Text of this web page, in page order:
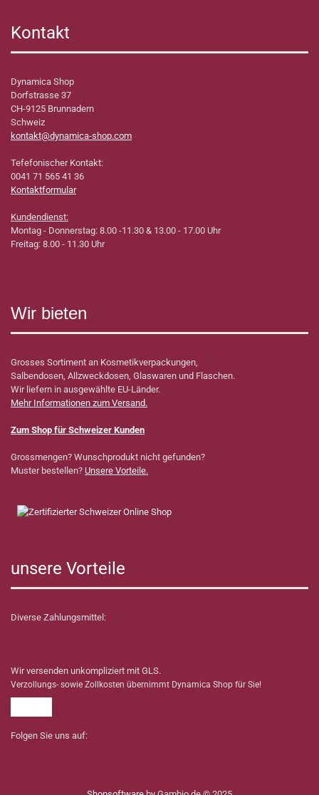
Kontakt
Dynamica Shop
Dorfstrasse 37
CH-9125 Brunnadern
Schweiz
kontakt@dynamica-shop.com
Tefefonischer Kontakt:
0041 71 565 41 36
Kontaktformular
Kundendienst:
Montag - Donnerstag: 8.00 -11.30 & 13.00 - 17.00 Uhr
Freitag: 8.00 - 11.30 Uhr
Wir bieten
Grosses Sortiment an Kosmetikverpackungen,
Salbendosen, Allzweckdosen, Glaswaren und Flaschen.
Wir liefern in ausgewählte EU-Länder.
Mehr Informationen zum Versand.
Zum Shop für Schweizer Kunden
Grossmengen? Wunschprodukt nicht gefunden?
Muster bestellen? Unsere Vorteile.
unsere Vorteile
Diverse Zahlungsmittel:
Wir versenden unkompliziert mit GLS.
Verzollungs- sowie Zollkosten übernimmt Dynamica Shop für Sie!
Folgen Sie uns auf: